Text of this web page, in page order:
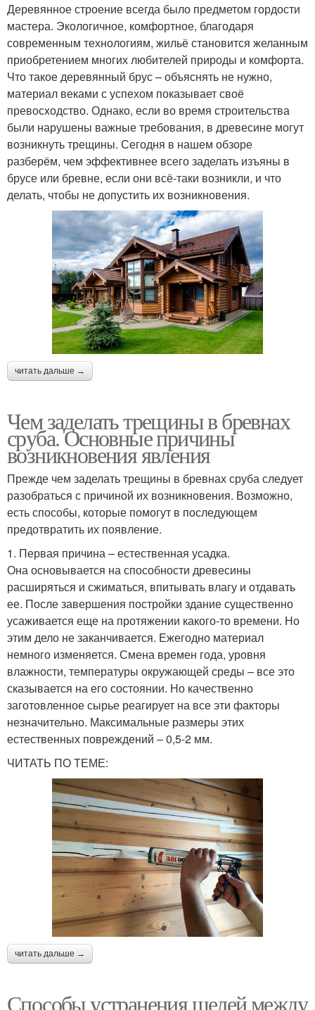
Деревянное строение всегда было предметом гордости
мастера. Экологичное, комфортное, благодаря
современным технологиям, жильё становится желанным
приобретением многих любителей природы и комфорта.
Что такое деревянный брус – объяснять не нужно,
материал веками с успехом показывает своё
превосходство. Однако, если во время строительства
были нарушены важные требования, в древесине могут
возникнуть трещины. Сегодня в нашем обзоре
разберём, чем эффективнее всего заделать изъяны в
брусе или бревне, если они всё-таки возникли, и что
делать, чтобы не допустить их возникновения.
читать дальше →
Чем заделать трещины в бревнах
сруба. Основные причины
возникновения явления
Прежде чем заделать трещины в бревнах сруба следует
разобраться с причиной их возникновения. Возможно,
есть способы, которые помогут в последующем
предотвратить их появление.
1. Первая причина – естественная усадка.
Она основывается на способности древесины
расширяться и сжиматься, впитывать влагу и отдавать
ее. После завершения постройки здание существенно
усаживается еще на протяжении какого-то времени. Но
этим дело не заканчивается. Ежегодно материал
немного изменяется. Смена времен года, уровня
влажности, температуры окружающей среды – все это
сказывается на его состоянии. Но качественно
заготовленное сырье реагирует на все эти факторы
незначительно. Максимальные размеры этих
естественных повреждений – 0,5-2 мм.
ЧИТАТЬ ПО ТЕМЕ:
читать дальше →
Способы устранения щелей между